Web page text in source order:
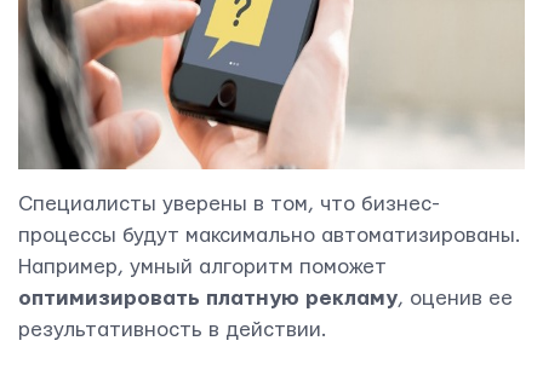
Специалисты уверены в том, что бизнес-
процессы будут максимально автоматизированы.
Например, умный алгоритм поможет
оптимизировать платную рекламу, оценив ее
результативность в действии.